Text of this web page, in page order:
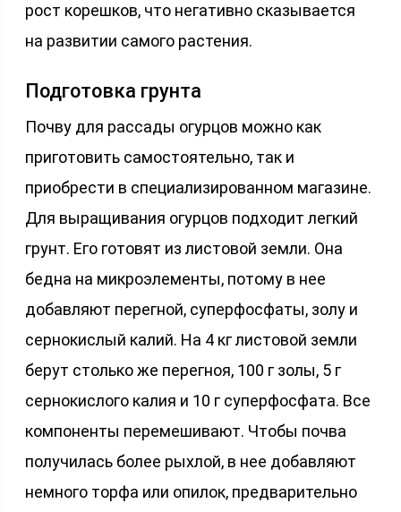
рост корешков, что негативно сказывается
на развитии самого растения.
Подготовка грунта
Почву для рассады огурцов можно как
приготовить самостоятельно, так и
приобрести в специализированном магазине.
Для выращивания огурцов подходит легкий
грунт. Его готовят из листовой земли. Она
бедна на микроэлементы, потому в нее
добавляют перегной, суперфосфаты, золу и
сернокислый калий. На 4 кг листовой земли
берут столько же перегноя, 100 г золы, 5 г
сернокислого калия и 10 г суперфосфата. Все
компоненты перемешивают. Чтобы почва
получилась более рыхлой, в нее добавляют
немного торфа или опилок, предварительно